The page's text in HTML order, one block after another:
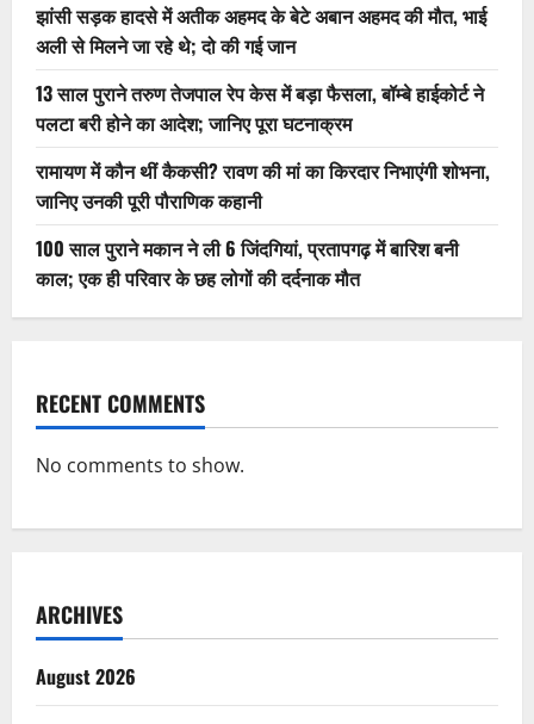
झांसी सड़क हादसे में अतीक अहमद के बेटे अबान अहमद की मौत, भाई
अली से मिलने जा रहे थे; दो की गई जान
13 साल पुराने तरुण तेजपाल रेप केस में बड़ा फैसला, बॉम्बे हाईकोर्ट ने
पलटा बरी होने का आदेश; जानिए पूरा घटनाक्रम
रामायण में कौन थीं कैकसी? रावण की मां का किरदार निभाएंगी शोभना,
जानिए उनकी पूरी पौराणिक कहानी
100 साल पुराने मकान ने ली 6 जिंदगियां, प्रतापगढ़ में बारिश बनी
काल; एक ही परिवार के छह लोगों की दर्दनाक मौत
RECENT COMMENTS
No comments to show.
ARCHIVES
August 2026